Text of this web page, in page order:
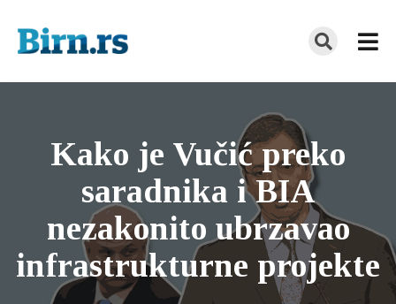
Kako je Vučić preko
saradnika i BIA
nezakonito ubrzavao
infrastrukturne projekte